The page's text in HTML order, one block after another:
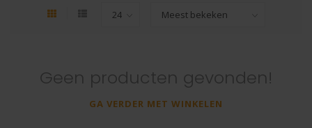
Geen producten gevonden!
GA VERDER MET WINKELEN